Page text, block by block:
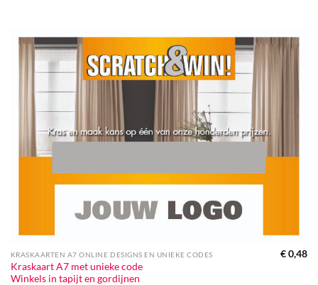
KRASKAARTEN A7 ONLINE DESIGNS EN UNIEKE CODES
Kraskaart A7 met unieke code
Winkels in tapijt en gordijnen
€0,48